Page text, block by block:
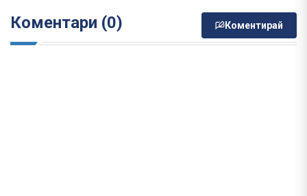
Коментари (0) Коментирай